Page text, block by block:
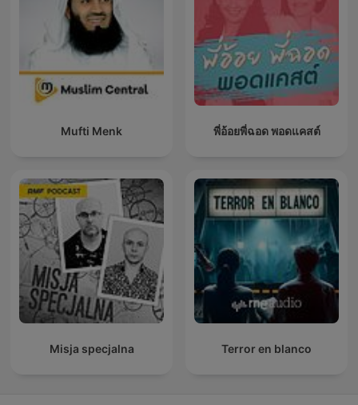
Mufti Menk พี่อ้อยพี่ฉอด พอดแคสต์
Misja specjalna Terror en blanco